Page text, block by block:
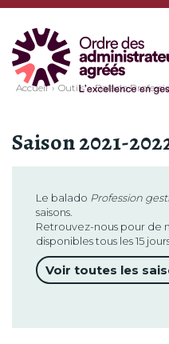
Accueil Outils Balado
Saison 2021-
Le balado Profession
saisons.
Retrouvez-nous pour de
disponibles tous les 15
Voir toutes les